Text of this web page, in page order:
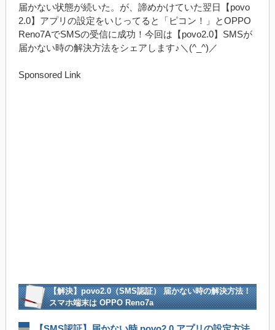
届かない状態が続いた。が、諦めかけていた翌日【povo
2.0】アプリの設定をいじってると「ピコン！」とOPPO
Reno7AでSMSの受信に成功！今回は【povo2.0】SMSが
届かない時の解決方法をシェアします♪＼(^_^)／
Sponsored Link
【解決】povo2.0（SMS認証） 届かない時の解決方法！
スマホ端末は OPPO Reno7a